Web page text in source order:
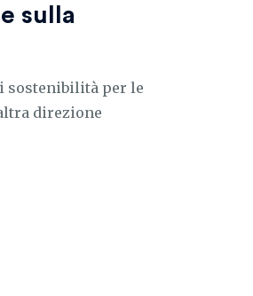
sulla
sostenibilità per le
direzione